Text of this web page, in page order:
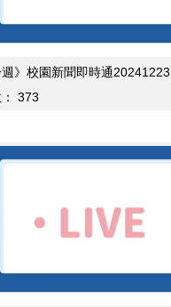
週》校園新聞即時通20241223
373